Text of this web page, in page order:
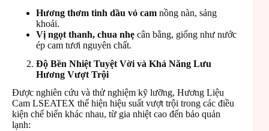
Hương thơm tinh dầu vỏ cam nồng nàn, sảng
khoái.
Vị ngọt thanh, chua nhẹ cân bằng, giống như nước
ép cam tươi nguyên chất.
Độ Bền Nhiệt Tuyệt Vời và Khả Năng Lưu
Hương Vượt Trội
Được nghiên cứu và thử nghiệm kỹ lưỡng, Hương Liệu
Cam LSEATEX thể hiện hiệu suất vượt trội trong các điều
kiện chế biến khác nhau, từ gia nhiệt cao đến bảo quản
lạnh: